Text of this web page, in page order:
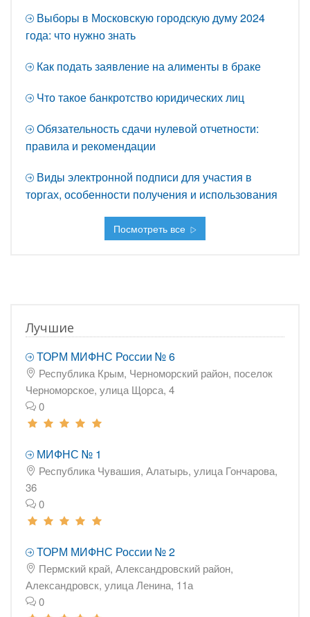
Выборы в Московскую городскую думу 2024
года: что нужно знать
Как подать заявление на алименты в браке
Что такое банкротство юридических лиц
Обязательность сдачи нулевой отчетности:
правила и рекомендации
Виды электронной подписи для участия в
торгах, особенности получения и использования
Посмотреть все
Лучшие
ТОРМ МИФНС России № 6
Республика Крым, Черноморский район, поселок
Черноморское, улица Щорса, 4
0
МИФНС № 1
Республика Чувашия, Алатырь, улица Гончарова,
36
0
ТОРМ МИФНС России № 2
Пермский край, Александровский район,
Александровск, улица Ленина, 11а
0